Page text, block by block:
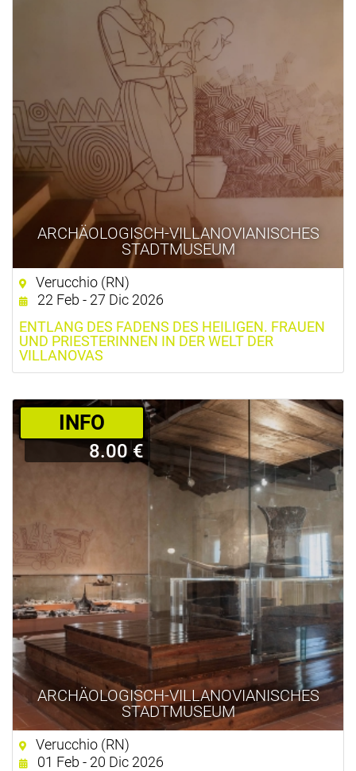
ARCHÄOLOGISCH-VILLANOVIANISCHES
STADTMUSEUM
Verucchio (RN)
22 Feb - 27 Dic 2026
ENTLANG DES FADENS DES HEILIGEN. FRAUEN
UND PRIESTERINNEN IN DER WELT DER
VILLANOVAS
ARCHÄOLOGISCH-VILLANOVIANISCHES
STADTMUSEUM
­INFO
8.00 €
Verucchio (RN)
01 Feb - 20 Dic 2026